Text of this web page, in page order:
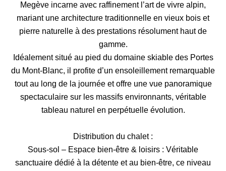
Megève incarne avec raffinement l’art de vivre alpin,
mariant une architecture traditionnelle en vieux bois et
pierre naturelle à des prestations résolument haut de
gamme.
Idéalement situé au pied du domaine skiable des Portes
du Mont-Blanc, il profite d’un ensoleillement remarquable
tout au long de la journée et offre une vue panoramique
spectaculaire sur les massifs environnants, véritable
tableau naturel en perpétuelle évolution.
Distribution du chalet :
Sous-sol – Espace bien-être & loisirs : Véritable
sanctuaire dédié à la détente et au bien-être, ce niveau